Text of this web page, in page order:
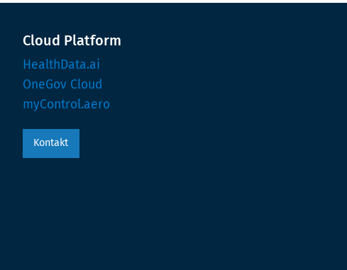
Cloud Platform
HealthData.ai
OneGov Cloud
myControl.aero
Kontakt